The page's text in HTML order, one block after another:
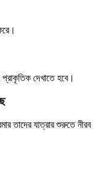
দেখাতে হবে।
তাদের যাত্রার শুরুতে নীরব